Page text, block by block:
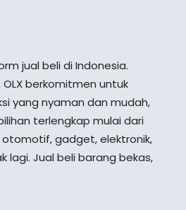
jual beli di Indonesia.
berkomitmen untuk
yang nyaman dan mudah,
terlengkap mulai dari
gadget, elektronik,
lagi. Jual beli barang bekas,